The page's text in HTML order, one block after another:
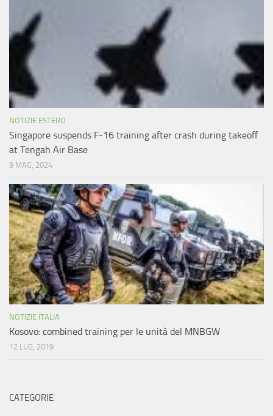
NOTIZIE ESTERO
Singapore suspends F-16 training after crash during takeoff
at Tengah Air Base
9 MAG, 2024
NOTIZIE ITALIA
Kosovo: combined training per le unità del MNBGW
12 LUG, 2019
CATEGORIE